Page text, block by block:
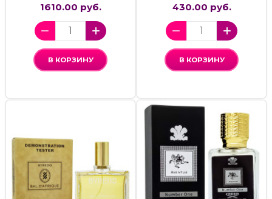
1610.00 руб.
В КОРЗИНУ
430.00 руб.
В КОРЗИНУ